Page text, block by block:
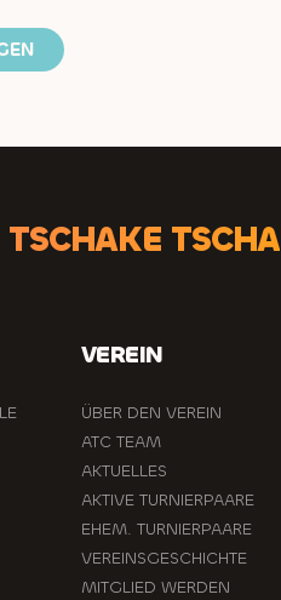
TSCHA
VEREIN
ÜBER DEN VEREIN
ATC TEAM
AKTUELLES
AKTIVE TURNIERPAARE
EHEM. TURNIERPAARE
VEREINSGESCHICHTE
MITGLIED WERDEN